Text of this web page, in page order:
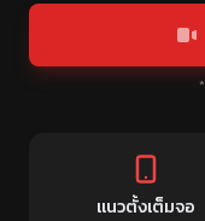
แนวตั้งเต็มจอ